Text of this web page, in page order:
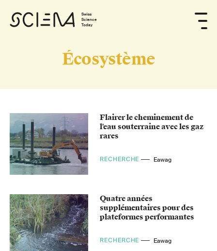
Swiss
Science
Today
Écosystème
Flairer le cheminement de
l'eau souterraine avec les gaz
rares
RECHERCHE Eawag
Quatre années
supplémentaires pour des
plateformes performantes
RECHERCHE Eawag